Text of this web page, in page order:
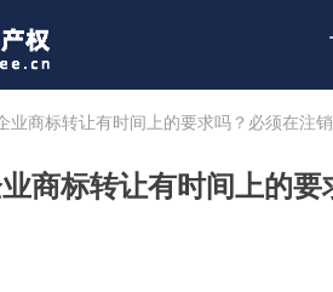
商标转让有时间上的
业商标转让有时间上的要求吗？必须在注